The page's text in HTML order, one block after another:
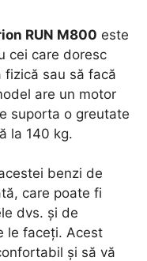
RUN M800 este
cei care doresc
sau să facă
are un motor
suporta o greutate
la 140 kg.
benzi de
care poate fi
dvs. și de
le faceți. Acest
și să vă